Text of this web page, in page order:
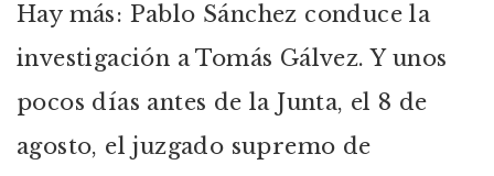
Hay más: Pablo Sánchez conduce la
investigación a Tomás Gálvez. Y unos
pocos días antes de la Junta, el 8 de
agosto, el juzgado supremo de